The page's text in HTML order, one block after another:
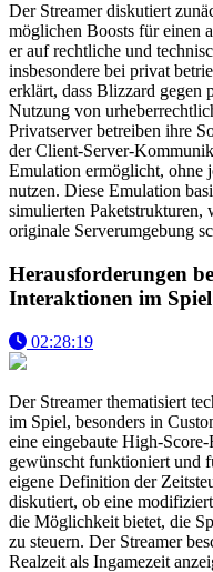
Der Streamer diskutiert
möglichen Boosts für einen
er auf rechtliche und
insbesondere bei privat
erklärt, dass Blizzard gegen
Nutzung von
Privatserver betreiben ihre
der Client-Server-
Emulation ermöglicht, ohne
nutzen. Diese Emulation
simulierten Paketstrukturen,
originale Serverumgebung
Herausforderungen
Interaktionen im Spiel
02:28:19
Der Streamer thematisiert
im Spiel, besonders in
eine eingebaute High-
gewünscht funktioniert und
eigene Definition der
diskutiert, ob eine
die Möglichkeit bietet, die
zu steuern. Der Streamer
Realzeit als Ingamezeit